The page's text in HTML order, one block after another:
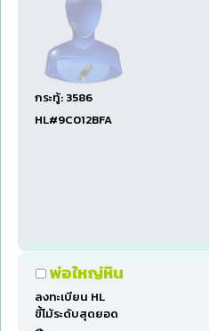
กระทู้: 3586
HL#9C012BFA
พ่อใหญ่หิน
ลงทะเบียน HL
ขี้โม้ระดับสุดยอด